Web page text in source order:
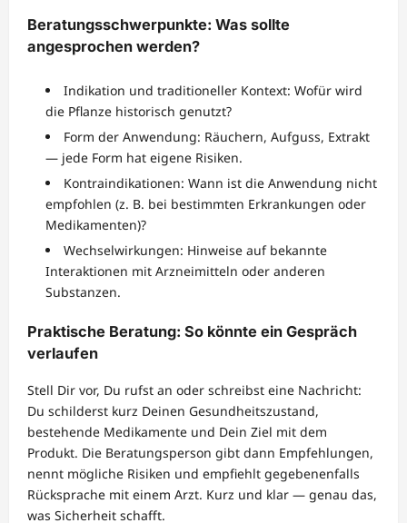
Beratungsschwerpunkte: Was sollte
angesprochen werden?
Indikation und traditioneller Kontext: Wofür wird
die Pflanze historisch genutzt?
Form der Anwendung: Räuchern, Aufguss, Extrakt
— jede Form hat eigene Risiken.
Kontraindikationen: Wann ist die Anwendung nicht
empfohlen (z. B. bei bestimmten Erkrankungen oder
Medikamenten)?
Wechselwirkungen: Hinweise auf bekannte
Interaktionen mit Arzneimitteln oder anderen
Substanzen.
Praktische Beratung: So könnte ein Gespräch
verlaufen
Stell Dir vor, Du rufst an oder schreibst eine Nachricht:
Du schilderst kurz Deinen Gesundheitszustand,
bestehende Medikamente und Dein Ziel mit dem
Produkt. Die Beratungsperson gibt dann Empfehlungen,
nennt mögliche Risiken und empfiehlt gegebenenfalls
Rücksprache mit einem Arzt. Kurz und klar — genau das,
was Sicherheit schafft.